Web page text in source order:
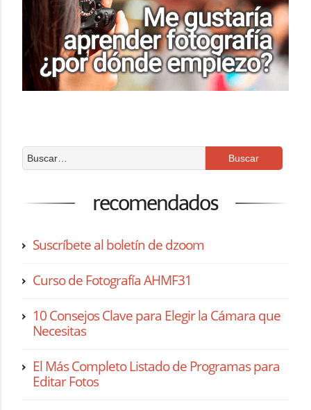
recomendados
Suscríbete al boletín de dzoom
Curso de Fotografía AHMF31
10 Consejos Clave para Elegir la Cámara que
Necesitas
El Más Completo Listado de Programas para
Editar Fotos